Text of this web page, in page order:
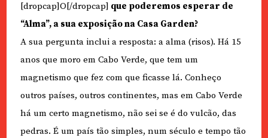
[dropcap]O[/dropcap] que poderemos esperar de
“Alma”, a sua exposição na Casa Garden?
A sua pergunta inclui a resposta: a alma (risos). Há 15
anos que moro em Cabo Verde, que tem um
magnetismo que fez com que ficasse lá. Conheço
outros países, outros continentes, mas em Cabo Verde
há um certo magnetismo, não sei se é do vulcão, das
pedras. É um país tão simples, num século e tempo tão